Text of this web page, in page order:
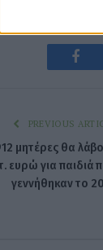
PREVIOUS
μητέρες θα
ευρώ για παιδιά
γεννήθηκαν το